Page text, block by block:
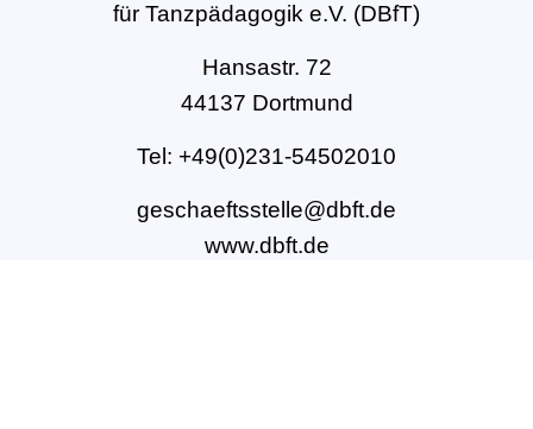
für Tanzpädagogik e.V. (DBfT)
Hansastr. 72
44137 Dortmund
Tel: +49(0)231-54502010
geschaeftsstelle@dbft.de
www.dbft.de